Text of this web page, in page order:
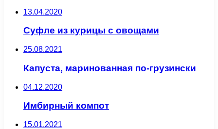
13.04.2020
Суфле из курицы с овощами
25.08.2021
Капуста, маринованная по-грузински
04.12.2020
Имбирный компот
15.01.2021